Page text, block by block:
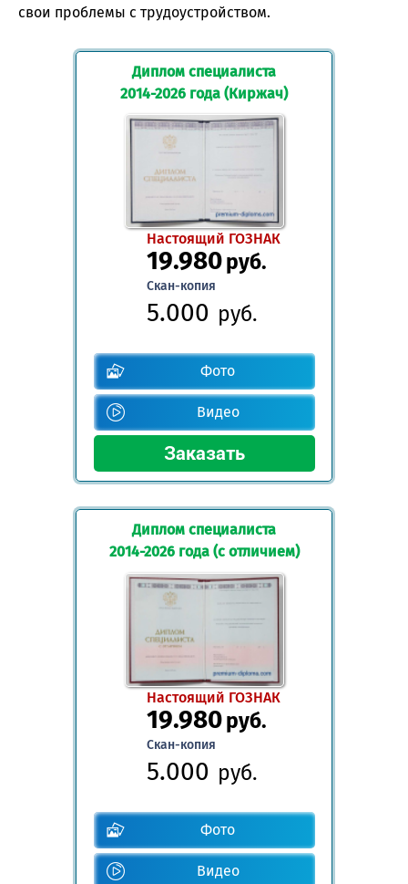
свои проблемы с трудоустройством.
Диплом специалиста
2014-2026 года (Киржач)
Настоящий ГОЗНАК
19.980руб.
Скан-копия
5.000 руб.
Фото
Видео
Диплом специалиста
2014-2026 года (с отличием)
Настоящий ГОЗНАК
19.980руб.
Скан-копия
5.000 руб.
Фото
Видео